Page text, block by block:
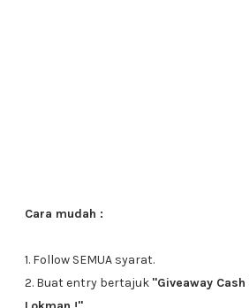
Cara mudah :
1. Follow SEMUA syarat.
2. Buat entry bertajuk "Giveaway